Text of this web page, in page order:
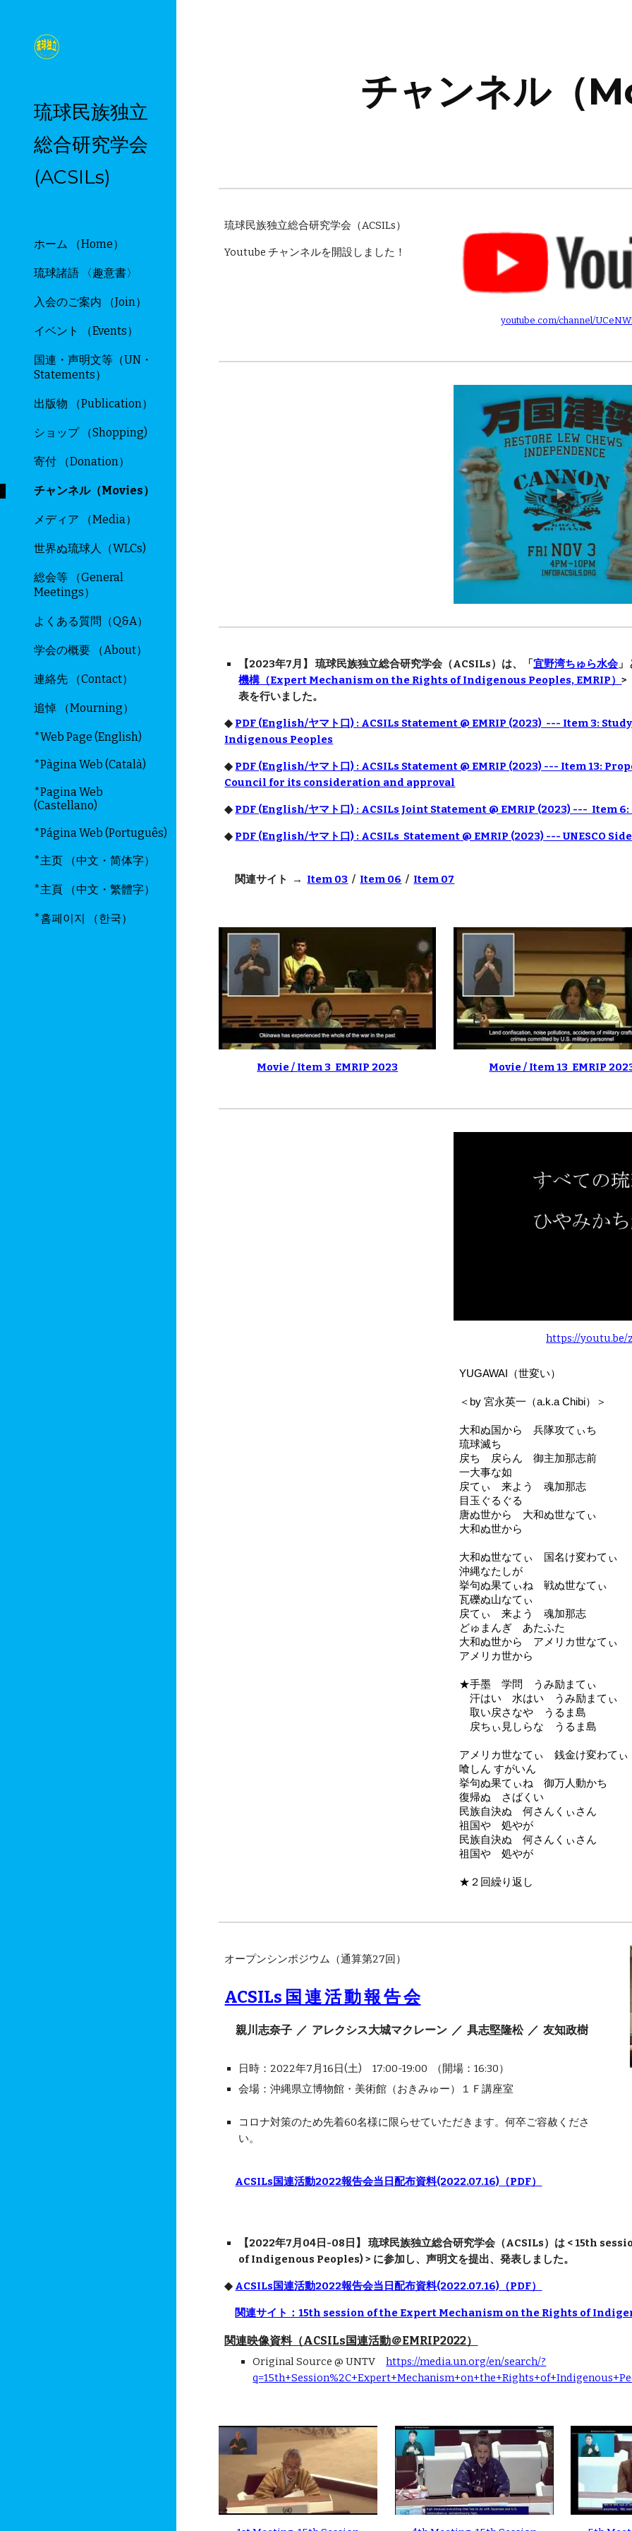
琉球民族独立
総合研究学会
(ACSILs)
ホーム （Home）
琉球諸語 〈趣意書〉
入会のご案内 （Join）
イベント （Events）
国連・声明文等（UN・
Statements）
出版物 （Publication）
ショップ （Shopping)
寄付 （Donation）
チャンネル（Movies）
メディア （Media）
世界ぬ琉球人（WLCs)
総会等 （General
Meetings）
よくある質問（Q&A）
学会の概要 （About）
連絡先 （Contact）
追悼 （Mourning）
*Web Page (English)
*Pàgina Web (Català)
*Pagina Web
(Castellano)
*Página Web (Português)
*主页 （中文・简体字）
*主頁 （中文・繁體字）
*홈페이지 （한국）
チャンネル（
琉球民族独立総合研究学会（ACSILs）
Youtube チャンネルを開設しました！
youtube.com/channel/
【2023年7月】 琉球民族独立総合研究学会（ACSILs）は、「宜野湾ちゅら水会
機構（Expert Mechanism on the Rights of Indigenous Peoples, EMRIP）>
表を行いました。
◆ PDF (English/ヤマト口) : ACSILs Statement @ EMRIP (2023) --- Item 3:
Indigenous Peoples
◆ PDF (English/ヤマト口) : ACSILs Statement @ EMRIP (2023) --- Item 13:
Council for its consideration and approval
◆ PDF (English/ヤマト口) : ACSILs Joint Statement @ EMRIP (2023) --- Item
◆ PDF (English/ヤマト口) : ACSILs Statement @ EMRIP (2023) --- UNESCO
関連サイト → Item 03 / Item 06 / Item 07
Movie / Item 3 EMRIP 2023 Movie / Item 13 EMRIP
https://youtu.be/
YUGAWAI （世変い）
＜ by宮永英一（a.k.a Chibi）＞
大和ぬ国から 兵隊攻てぃち
琉球滅ち
戻ち 戻らん 御主加那志前
一大事な如
戻てぃ 来よう 魂加那志
目玉ぐるぐる
唐ぬ世から 大和ぬ世なてぃ
大和ぬ世から
大和ぬ世なてぃ 国名け変わてぃ
沖縄なたしが
挙句ぬ果てぃね 戦ぬ世なてぃ
瓦礫ぬ山なてぃ
戻てぃ 来よう 魂加那志
どゅまんぎ あたふた
大和ぬ世から アメリカ世なてぃ
アメリカ世から
★手墨 学問 うみ励まてぃ
汗はい 水はい うみ励まてぃ
取い戻さなや うるま島
戻ちぃ見しらな うるま島
アメリカ世なてぃ 銭金け変わてぃ
喰しん すがいん
挙句ぬ果てぃね 御万人動かち
復帰ぬ さばくい
民族自決ぬ 何さんくぃさん
祖国や 処やが
民族自決ぬ 何さんくぃさん
祖国や 処やが
★２回繰り返し
オープンシンポジウム（通算第27回）
ACSILs 国 連 活 動 報 告 会
親川志奈子 ／ アレクシス大城マクレーン ／具志堅隆松／友知政樹
日時：2022年7月16日(土) 17:00-19:00 （開場：16:30）
会場：沖縄県立博物館・美術館（おきみゅー）１Ｆ講座室
コロナ対策のため先着60名様に限らせていただきます。何卒ご容赦くださ
い。
ACSILs国連活動2022報告会当日配布資料(2022.07.16)（PDF）
【2022年7月04日-08日】 琉球民族独立総合研究学会（ACSILs）は < 15th
of Indigenous Peoples) > に参加し、声明文を提出、発表しました。
◆ ACSILs国連活動2022報告会当日配布資料(2022.07.16)（PDF）
関連サイト：15th session of the Expert Mechanism on the Rights of
関連映像資料（ACSILs国連活動＠EMRIP2022）
Original Source @ UNTVhttps://media.un.org/en/search/?